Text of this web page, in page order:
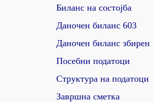
Биланс на состојба
Даночен биланс 603
Даночен биланс збирен
Посебни податоци
Структура на податоци
Завршна сметка